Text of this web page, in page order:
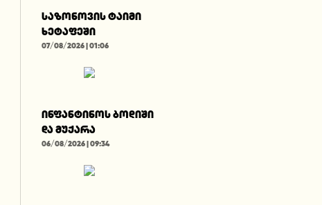
საზონოვის ტაიმი
ხეტაფეში
07/08/2026 | 01:06
ინფანტინოს ბოდიში
და მუქარა
06/08/2026 | 09:34